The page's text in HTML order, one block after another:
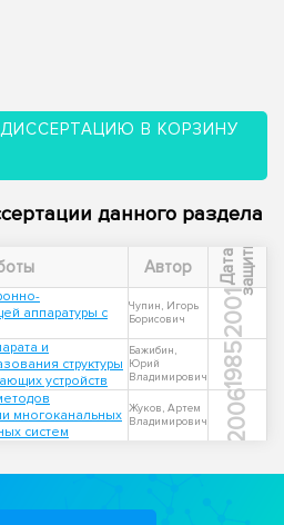
В КОРЗИНУ
данного раздела
Автор Д
а
т
а
з
а
щ
и
т ы
аппаратуры с
Чупин, Игорь
Борисович
2001
и
структуры
устройств
Бажибин,
Юрий
Владимирович
1985
многоканальных
систем
Жуков, Артем
Владимирович
2006